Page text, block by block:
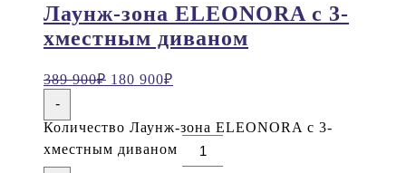
Лаунж-зона ELEONORA с 3-
хместным диваном
389 900₽ 180 900₽
-
Количество Лаунж-зона ELEONORA с 3-
хместным диваном